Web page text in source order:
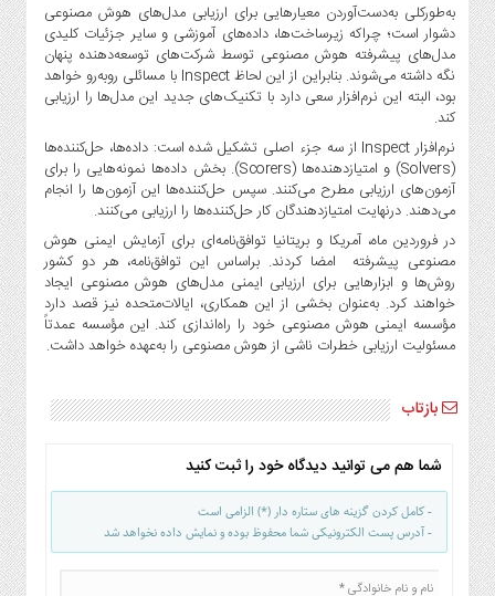
به‌طورکلی به‌دست‌آوردن معیارهایی برای ارزیابی مدل‌های هوش مصنوعی
دشوار است؛ چراکه زیرساخت‌ها، داده‌های آموزشی و سایر جزئیات کلیدی
مدل‌های پیشرفته هوش مصنوعی توسط شرکت‌های توسعه‌دهنده پنهان
نگه داشته می‌شوند. بنابراین از این‌ لحاظ Inspect با مسائلی روبه‌رو خواهد
بود، البته این نرم‌افزار سعی دارد با تکنیک‌های جدید این مدل‌ها را ارزیابی
کند.
نرم‌افزار Inspect از سه جزء اصلی تشکیل شده است: داده‌ها، حل‌کننده‌ها
(Solvers) و امتیازدهنده‌ها (Scorers). بخش داده‌ها نمونه‌هایی را برای
آزمون‌های ارزیابی مطرح می‌کنند. سپس حل‌کننده‌ها این آزمون‌ها را انجام
می‌دهند. درنهایت امتیازدهندگان کار حل‌کننده‌ها را ارزیابی می‌کنند.
در فروردین ماه، آمریکا و بریتانیا توافق‌نامه‌ای برای آزمایش ایمنی هوش
مصنوعی پیشرفته امضا کردند. براساس این توافق‌نامه، هر دو کشور
روش‌ها و ابزارهایی برای ارزیابی ایمنی مدل‌های هوش مصنوعی ایجاد
خواهند کرد. به‌عنوان بخشی از این همکاری، ایالات‌متحده نیز قصد دارد
مؤسسه ایمنی هوش مصنوعی خود را راه‌اندازی کند. این مؤسسه عمدتاً
مسئولیت ارزیابی خطرات ناشی از هوش مصنوعی را به‌عهده خواهد داشت.
بازتاب
شما هم می توانید دیدگاه خود را ثبت کنید
- کامل کردن گزینه های ستاره دار (*) الزامی است
- آدرس پست الکترونیکی شما محفوظ بوده و نمایش داده نخواهد شد